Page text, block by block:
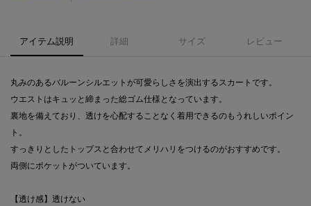
アイテム説明 詳細 サイズ レビュー
丸みのあるバルーンシルエットが可愛らしさを演出するスカートです。
ウエストはキュッと締まった総ゴム仕様となっています。
裏地を備えており、透けを心配することなく着用できるのもうれしいポイン
ト。
すっきりとしたトップスと合わせてメリハリをつけるのがおすすめです。
両側にポケットがついています。
【透け感】透けない